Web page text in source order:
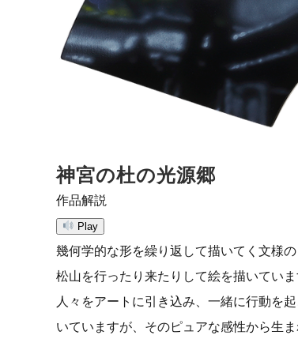
神宮の杜の光源郷
作品解説
Play
幾何学的な形を繰り返して描いてく文様
松山を行ったり来たりして絵を描いてい
人々をアートに引き込み、一緒に行動を
いていますが、そのピュアな感性から生